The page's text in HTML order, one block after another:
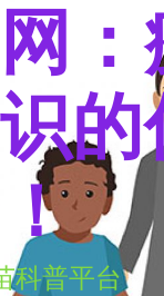
：
的
科普平台